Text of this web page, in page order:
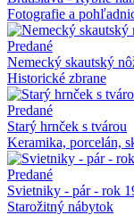
Fotografie a
Predané
Nemecký skautský
Historické zbrane
Predané
Starý hrnček s tvárou
Keramika, porcelán,
Predané
Svietniky - pár - rok
Starožitný nábytok